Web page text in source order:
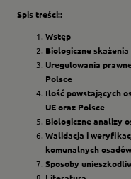
Spis treści::
Wstęp
Biologiczne
Uregulowania
Polsce
Ilość powstających
UE oraz Polsce
Biologiczne analizy
Walidacja i
komunalnych
Sposoby